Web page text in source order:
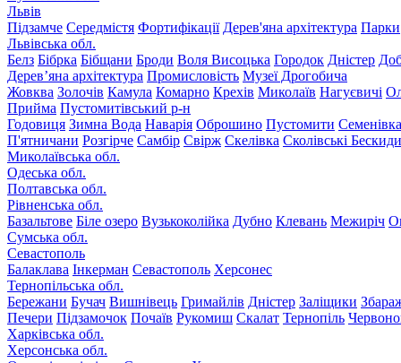
Львів
Підзамче Середмістя Фортифікації Дерев'яна архітектура Парки
Львівська обл.
Белз Бібрка Бібщани Броди Воля Висоцька Городок Дністер
Дерев’яна архітектура Промисловість Музеї Дрогобича
Жовква Золочів Камула Комарно Крехів Миколаїв Нагуєвичі
Прийма Пустомитівський р-н
Годовиця Зимна Вода Наварія Оброшино Пустомити Семенівка
П'ятничани Розгірче Самбір Свірж Скелівка Сколівські Бескиди
Миколаївська обл.
Одеська обл.
Полтавська обл.
Рівненська обл.
Базальтове Біле озеро Вузькоколійка Дубно Клевань Межиріч
Сумська обл.
Севастополь
Балаклава Інкерман Севастополь Херсонес
Тернопільська обл.
Бережани Бучач Вишнівець Гримайлів Дністер Заліщики
Печери Підзамочок Почаїв Рукомиш Скалат Тернопіль
Харківська обл.
Херсонська обл.